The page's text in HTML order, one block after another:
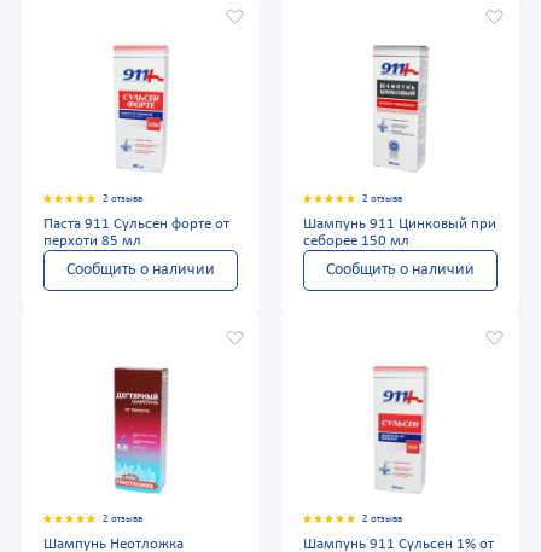
2 отзыва
Паста 911 Сульсен форте от
перхоти 85 мл
Сообщить о наличии
2 отзыва
Шампунь 911 Цинковый при
себорее 150 мл
Сообщить о наличии
2 отзыва
Шампунь Неотложка
2 отзыва
Шампунь 911 Сульсен 1% от